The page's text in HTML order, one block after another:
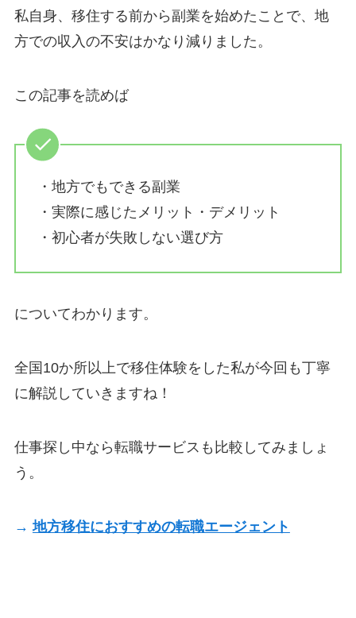
私自身、移住する前から副業を始めたことで、地
方での収入の不安はかなり減りました。
この記事を読めば
・地方でもできる副業
・実際に感じたメリット・デメリット
・初心者が失敗しない選び方
についてわかります。
全国10か所以上で移住体験をした私が今回も丁寧
に解説していきますね！
仕事探し中なら転職サービスも比較してみましょ
う。
→地方移住におすすめの転職エージェント